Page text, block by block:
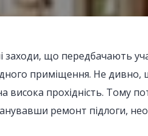
заходи, що передбачають
приміщення. Не дивно,
прохідність. Тому
ремонт підлоги,